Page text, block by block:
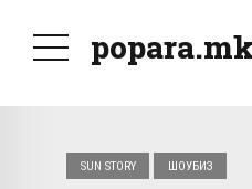
popara.mk
SUN STORY ШОУБИЗ